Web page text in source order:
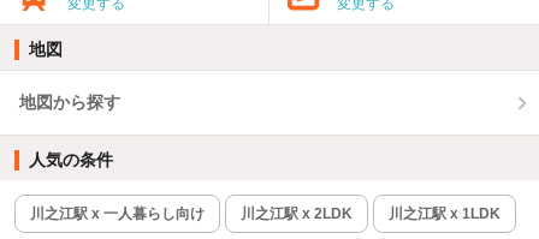
変更する 変更する
地図
地図から探す
人気の条件
川之江駅 x 一人暮らし向け 川之江駅 x 2LDK 川之江駅 x 1LDK